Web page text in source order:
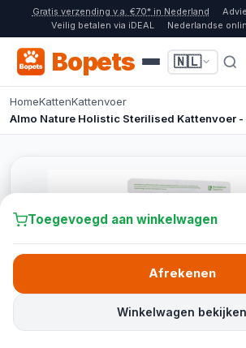
Gratis verzending v.a. €70* in Nederland
Veilig betalen via iDEAL
Nederlandse
Bopets 🇳🇱
HomeKattenKattenvoer
Almo Nature Holistic Sterilised Kattenvoer -
Toegevoegd aan winkelwagen
Winkelwagen bekijken
Afrekenen